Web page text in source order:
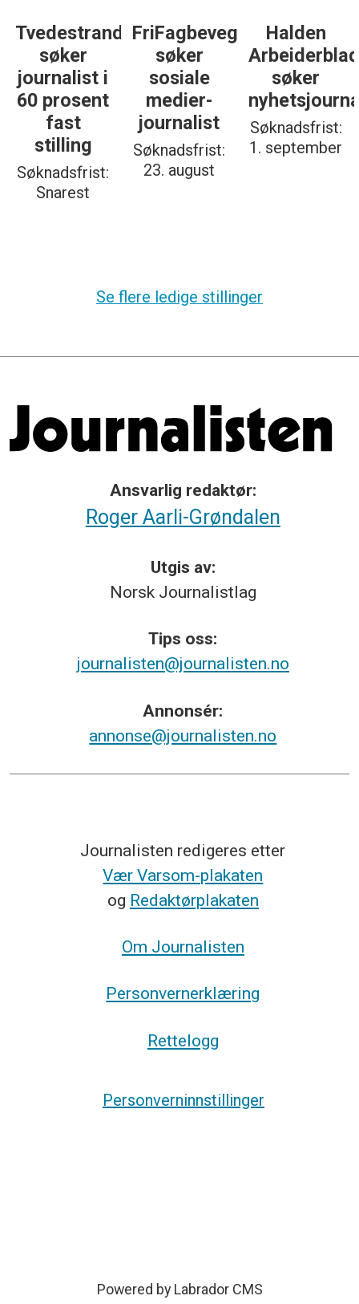
Tvedestrandsposten
søker
journalist i
60 prosent
fast
stilling
Søknadsfrist:
Snarest
FriFagbevegelse
søker
sosiale
medier-
journalist
Søknadsfrist:
23. august
Halden
Arbeiderblad
søker
Søknadsfrist:
1. september
Se flere ledige stillinger
Ansvarlig redaktør:
Roger Aarli-Grøndalen
Utgis av:
Norsk Journalistlag
Tips oss:
journalisten@journalisten.no
Annonsér:
annonse@journalisten.no
Journalisten redigeres etter
Vær Varsom-plakaten
og Redaktørplakaten
Om Journalisten
Personvernerklæring
Rettelogg
Personverninnstillinger
Powered by Labrador CMS